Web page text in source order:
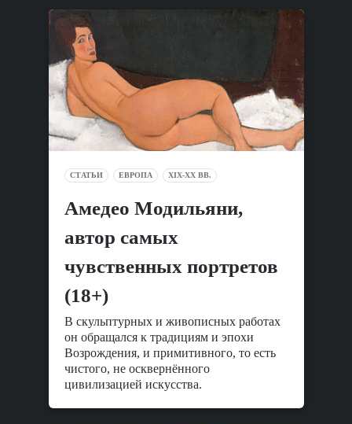
СТАТЬИ ЕВРОПА XIX-XX ВВ.
Амедео Модильяни,
автор самых
чувственных портретов
(18+)
В скульптурных и живописных работах
он обращался к традициям и эпохи
Возрождения, и примитивного, то есть
чистого, не осквернённого
цивилизацией искусства.